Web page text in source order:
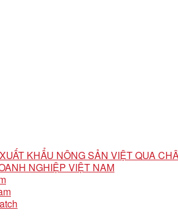
KHẨU NÔNG SẢN VIỆT QUA
NGHIỆP VIỆT NAM